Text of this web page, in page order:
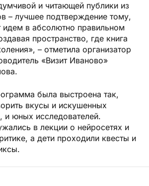
и читающей публики из
– лучшее подтверждение тому,
идем в абсолютно правильном
пространство, где книга
– отметила организатор
«Визит Иваново»
была выстроена так,
вкусы и искушенных
и юных исследователей.
в лекции о нейросетях и
а дети проходили квесты и